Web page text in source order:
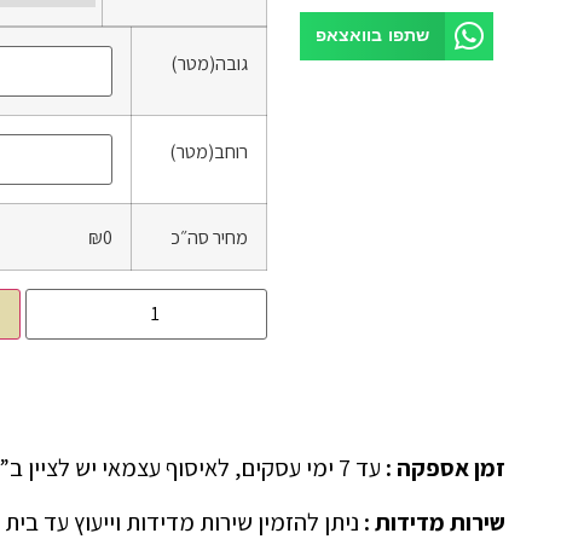
שתפו בוואצאפ
גובה(מטר)
רוחב(מטר)
מחיר סה״כ ₪0
זמן אספקה : עד 7 ימי עסקים, לאיסוף עצמאי יש לציין ב”הערות” בהזמנה
שירות מדידות: